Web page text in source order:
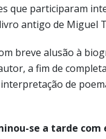
que participaram
antigo de Miguel
breve alusão à
a fim de
de
se a tarde com